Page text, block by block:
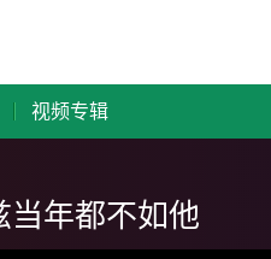
视频专辑
年都不如他